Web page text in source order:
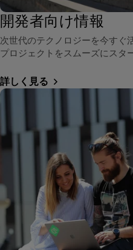
開発者向け情報
次世代のテクノロジーを今すぐ
プロジェクトをスムーズにスタ
詳しく見る